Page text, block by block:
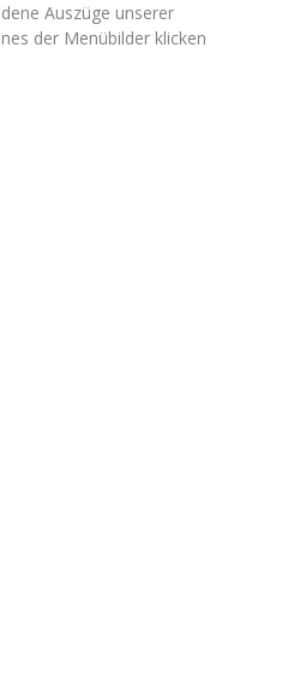
Auszüge unserer
der Menübilder klicken